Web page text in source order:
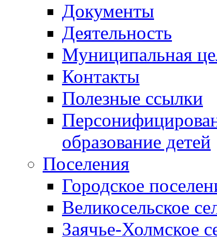
Документы
Деятельность
Муниципальная
Контакты
Полезные ссылки
образование детей
Поселения
Городское
Великосельское
Заячье-Холмское